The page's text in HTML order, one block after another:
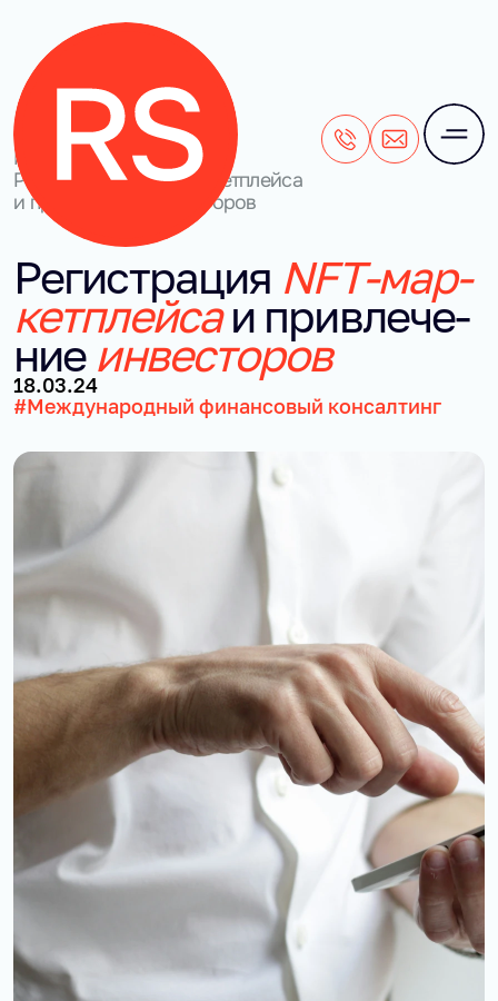
+7 (495) 106-28-71
Наши кейсы
Регистрация NFT-маркетплейса
и привлечение инвесторов
Ре­ги­стра­ция NFT-мар­
кет­плей­саи при­вле­че­
ние ин­ве­сто­ров
18.03.24
#Международный финансовый консалтинг